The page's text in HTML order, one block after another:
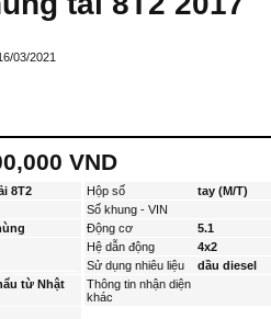
03/2021
VND
8T2
từ Nhật
Hộp số
tay (M/T)
Số khung - VIN
Động cơ
5.1
Hệ dẫn động
4x2
Sử dụng nhiêu liệu
dầu diesel
Thông tin nhận diện
khác